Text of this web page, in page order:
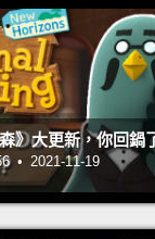
》大更新，你回鍋
• 2021-11-19